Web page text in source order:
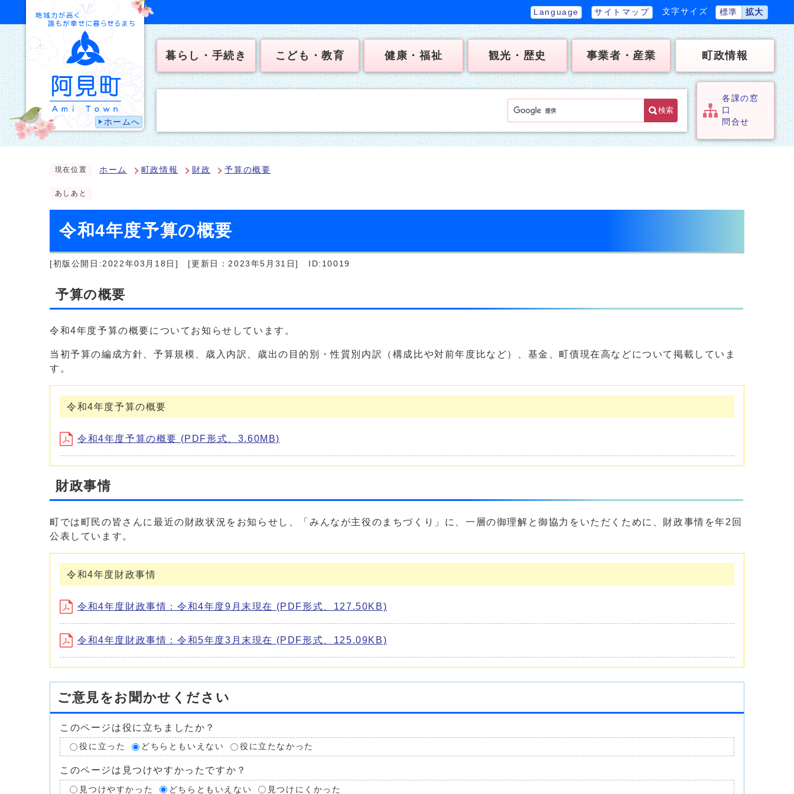
ホームへ
Language サイトマップ 文字サイズ 標準 拡大
暮らし・手続き こども・教育 健康・福祉 観光・歴史 事業者・産業 町政情報
検索
各課の窓
口
問合せ
現在位置 ホーム 町政情報 財政 予算の概要
あしあと
令和4年度予算の概要
[初版公開日:2022年03月18日] [更新日：2023年5月31日] ID:10019
予算の概要
令和4年度予算の概要についてお知らせしています。
当初予算の編成方針、予算規模、歳入内訳、歳出の目的別・性質別内訳（構成比や対前年度比など）、基金、町債現在高などについて掲載していま
す。
令和4年度予算の概要
令和4年度予算の概要 (PDF形式、3.60MB)
財政事情
町では町民の皆さんに最近の財政状況をお知らせし、「みんなが主役のまちづくり」に、一層の御理解と御協力をいただくために、財政事情を年2回
公表しています。
令和4年度財政事情
令和4年度財政事情：令和4年度9月末現在 (PDF形式、127.50KB)
令和4年度財政事情：令和5年度3月末現在 (PDF形式、125.09KB)
ご意見をお聞かせください
このページは役に立ちましたか？
役に立った どちらともいえない 役に立たなかった
このページは見つけやすかったですか？
見つけやすかった どちらともいえない 見つけにくかった